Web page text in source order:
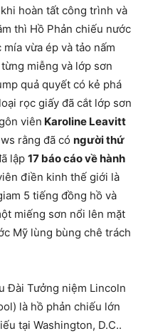
hoàn tất công trình và
thì Hồ Phản chiếu nước
vừa ép và tảo nấm
miễng và lớp sơn
quả quyết có kẻ phá
rọc giấy đã cắt lớp sơn
viên Karoline Leavitt
rằng đã có người thứ
lập 17 báo cáo về hành
điền kinh thế giới là
5 tiếng đồng hồ và
miếng sơn nổi lên mặt
Mỹ lùng bùng chê trách
Đài Tưởng niệm Lincoln
là hồ phản chiếu lớn
tại Washington, D.C..